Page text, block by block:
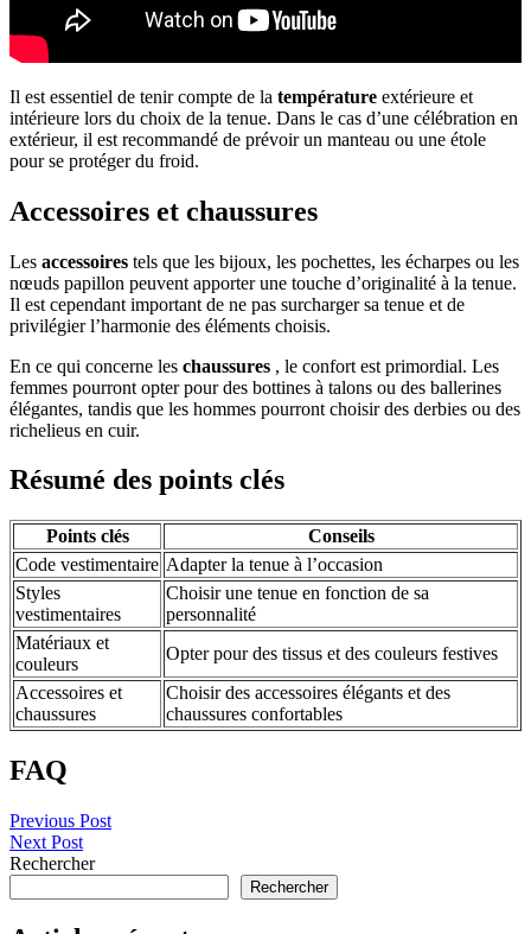
Il est essentiel de tenir compte de la température extérieure et
intérieure lors du choix de la tenue. Dans le cas d’une célébration en
extérieur, il est recommandé de prévoir un manteau ou une étole
pour se protéger du froid.
Accessoires et chaussures
Les accessoires tels que les bijoux, les pochettes, les écharpes ou les
nœuds papillon peuvent apporter une touche d’originalité à la tenue.
Il est cependant important de ne pas surcharger sa tenue et de
privilégier l’harmonie des éléments choisis.
En ce qui concerne les chaussures , le confort est primordial. Les
femmes pourront opter pour des bottines à talons ou des ballerines
élégantes, tandis que les hommes pourront choisir des derbies ou des
richelieus en cuir.
Résumé des points clés
Points clés
Conseils
Code vestimentaire Adapter la tenue à l’occasion
Styles
vestimentaires
Choisir une tenue en fonction de sa
personnalité
Matériaux et
couleurs
Opter pour des tissus et des couleurs festives
Accessoires et
chaussures
Choisir des accessoires élégants et des
chaussures confortables
FAQ
Navigation
de
Previous Post
Next Post
Rechercher
Rechercher